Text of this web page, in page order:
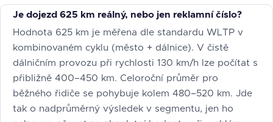
Je dojezd 625 km reálný, nebo jen reklamní číslo?
Hodnota 625 km je měřena dle standardu WLTP v
kombinovaném cyklu (město + dálnice). V čistě
dálničním provozu při rychlosti 130 km/h lze počítat s
přibližně 400–450 km. Celoroční průměr pro
běžného řidiče se pohybuje kolem 480–520 km. Jde
tak o nadprůměrný výsledek v segmentu, jen ho